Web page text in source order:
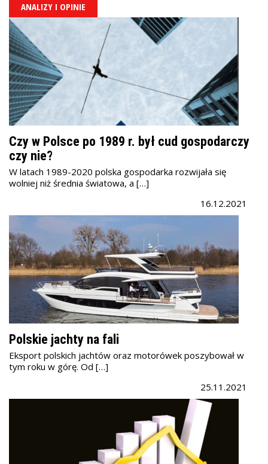
ANALIZY I OPINIE
Czy w Polsce po 1989 r. był cud gospodarczy
czy nie?
W latach 1989-2020 polska gospodarka rozwijała się
wolniej niż średnia światowa, a […]
16.12.2021
Polskie jachty na fali
Eksport polskich jachtów oraz motorówek poszybował w
tym roku w górę. Od […]
25.11.2021